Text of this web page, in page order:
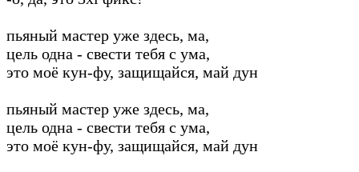
пьяный мастер уже здесь, ма,
цель одна - свести тебя с ума,
это моё кун-фу, защищайся, май дун
пьяный мастер уже здесь, ма,
цель одна - свести тебя с ума,
это моё кун-фу, защищайся, май дун